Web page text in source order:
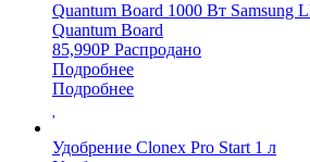
Quantum Board 1000 Вт Samsung
Quantum Board
85,990Р Распродано
Подробнее
Подробнее
Удобрение Clonex Pro Start 1 л